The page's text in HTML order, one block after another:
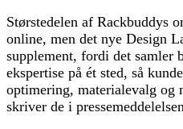
Størstedelen af Rackbuddys
online, men det nye Design
supplement, fordi det samler
ekspertise på ét sted, så
optimering, materialevalg og
skriver de i